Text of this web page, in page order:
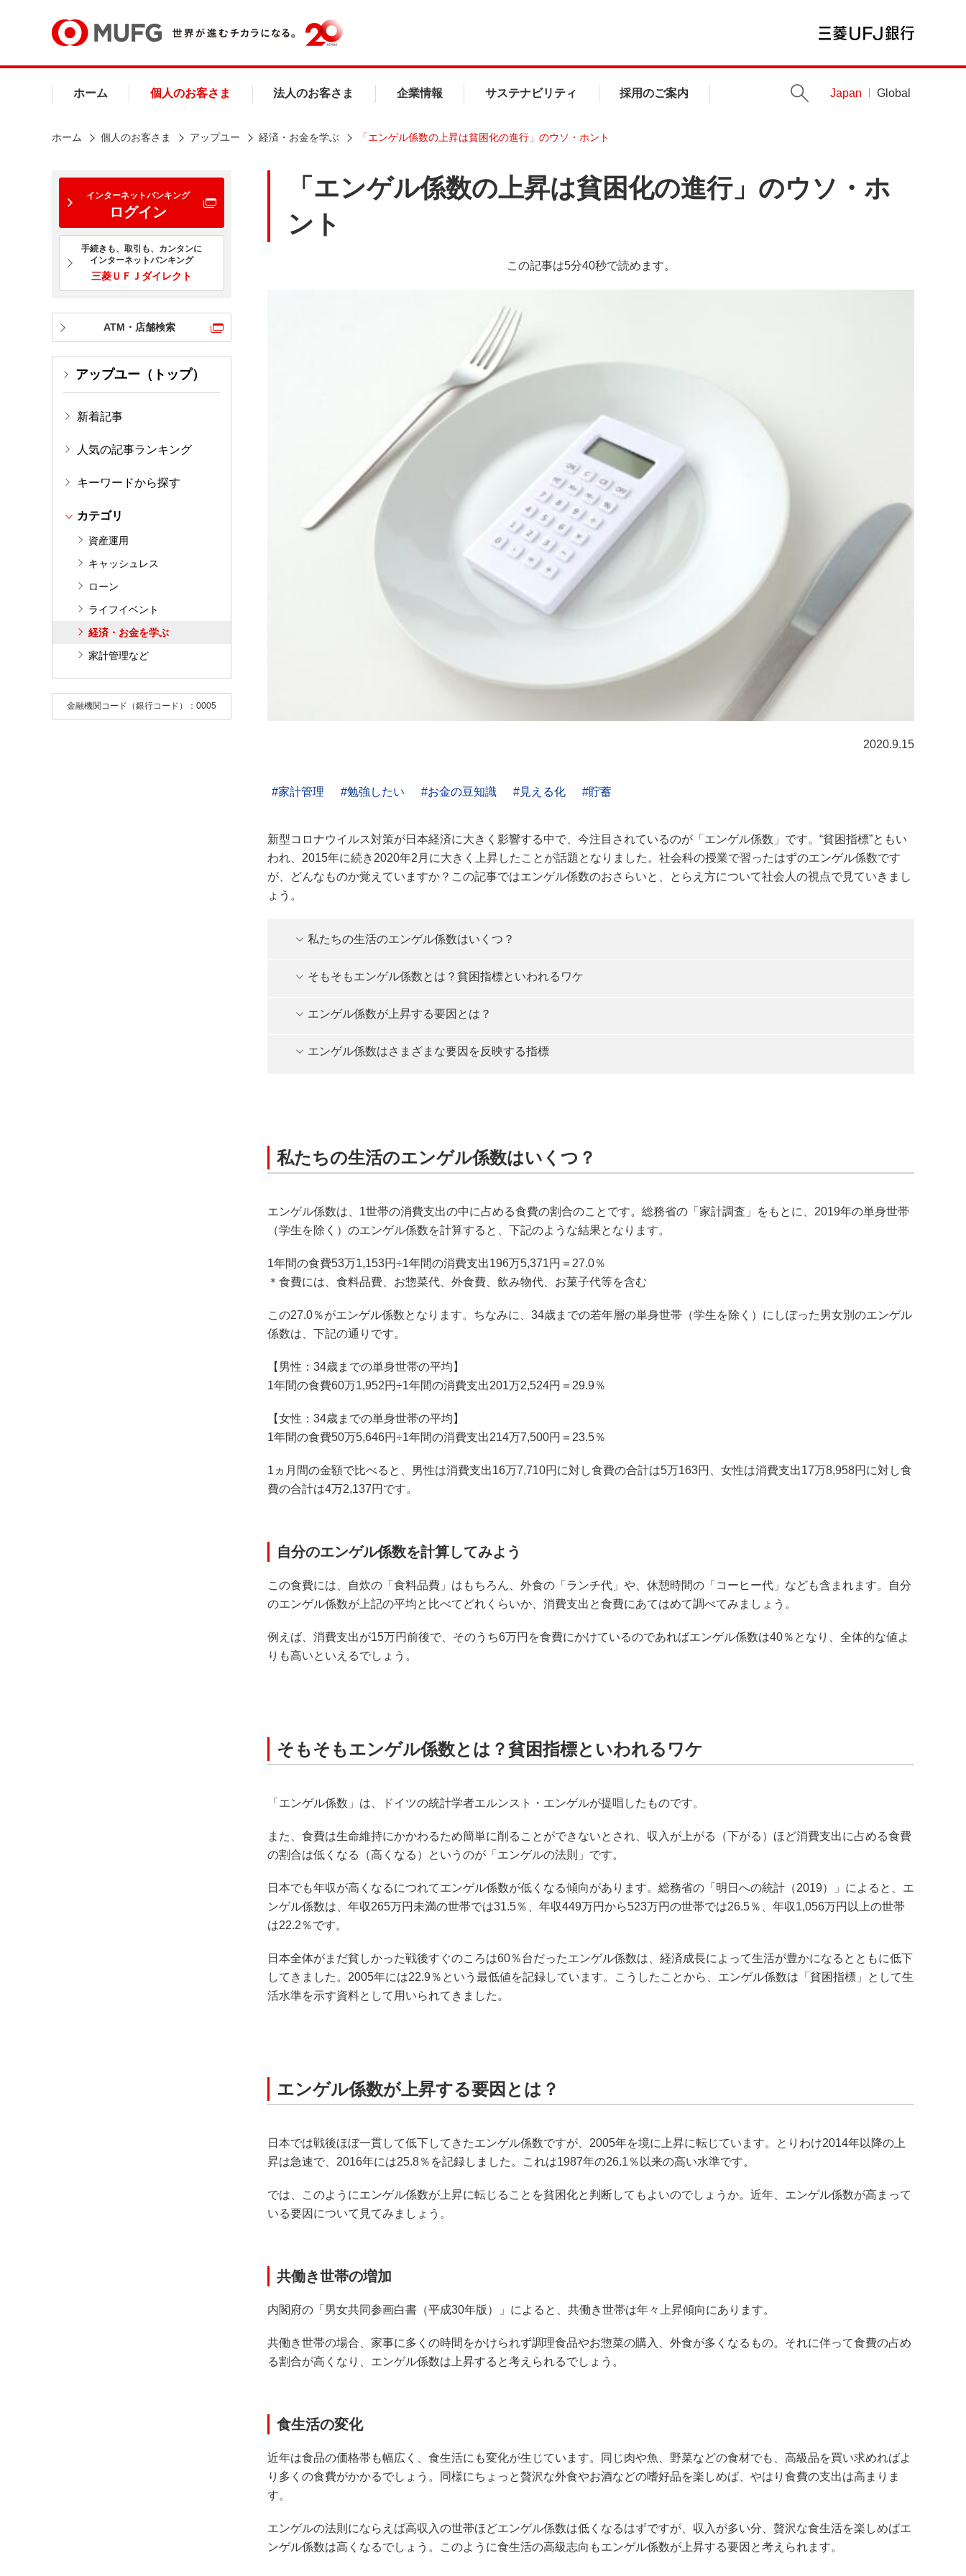
ホーム 個人のお客さま 法人のお客さま 企業情報 サステナビリティ 採用のご案内 Japan Global
ホーム 個人のお客さま アップユー 経済・お金を学ぶ 「エンゲル係数の上昇は貧困化の進行」のウソ・ホント
インターネットバンキング
ログイン
手続きも、取引も、カンタンに
インターネットバンキング
三菱ＵＦＪダイレクト
ATM・店舗検索
アップユー（トップ）
新着記事
人気の記事ランキング
キーワードから探す
カテゴリ
資産運用
キャッシュレス
ローン
ライフイベント
経済・お金を学ぶ
家計管理など
金融機関コード（銀行コード）：0005
「エンゲル係数の上昇は貧困化の進行」のウソ・ホ
ント
この記事は5分40秒で読めます。
2020.9.15
家計管理 勉強したい お金の豆知識 見える化 貯蓄
新型コロナウイルス対策が日本経済に大きく影響する中で、今注目されているのが「エンゲル係数」です。“貧困指標”ともい
われ、2015年に続き2020年2月に大きく上昇したことが話題となりました。社会科の授業で習ったはずのエンゲル係数です
が、どんなものか覚えていますか？この記事ではエンゲル係数のおさらいと、とらえ方について社会人の視点で見ていきまし
ょう。
私たちの生活のエンゲル係数はいくつ？
そもそもエンゲル係数とは？貧困指標といわれるワケ
エンゲル係数が上昇する要因とは？
エンゲル係数はさまざまな要因を反映する指標
私たちの生活のエンゲル係数はいくつ？
エンゲル係数は、1世帯の消費支出の中に占める食費の割合のことです。総務省の「家計調査」をもとに、2019年の単身世帯
（学生を除く）のエンゲル係数を計算すると、下記のような結果となります。
1年間の食費53万1,153円÷1年間の消費支出196万5,371円＝27.0％
＊食費には、食料品費、お惣菜代、外食費、飲み物代、お菓子代等を含む
この27.0％がエンゲル係数となります。ちなみに、34歳までの若年層の単身世帯（学生を除く）にしぼった男女別のエンゲル
係数は、下記の通りです。
【男性：34歳までの単身世帯の平均】
1年間の食費60万1,952円÷1年間の消費支出201万2,524円＝29.9％
【女性：34歳までの単身世帯の平均】
1年間の食費50万5,646円÷1年間の消費支出214万7,500円＝23.5％
1ヵ月間の金額で比べると、男性は消費支出16万7,710円に対し食費の合計は5万163円、女性は消費支出17万8,958円に対し食
費の合計は4万2,137円です。
自分のエンゲル係数を計算してみよう
この食費には、自炊の「食料品費」はもちろん、外食の「ランチ代」や、休憩時間の「コーヒー代」なども含まれます。自分
のエンゲル係数が上記の平均と比べてどれくらいか、消費支出と食費にあてはめて調べてみましょう。
例えば、消費支出が15万円前後で、そのうち6万円を食費にかけているのであればエンゲル係数は40％となり、全体的な値よ
りも高いといえるでしょう。
そもそもエンゲル係数とは？貧困指標といわれるワケ
「エンゲル係数」は、ドイツの統計学者エルンスト・エンゲルが提唱したものです。
また、食費は生命維持にかかわるため簡単に削ることができないとされ、収入が上がる（下がる）ほど消費支出に占める食費
の割合は低くなる（高くなる）というのが「エンゲルの法則」です。
日本でも年収が高くなるにつれてエンゲル係数が低くなる傾向があります。総務省の「明日への統計（2019）」によると、エ
ンゲル係数は、年収265万円未満の世帯では31.5％、年収449万円から523万円の世帯では26.5％、年収1,056万円以上の世帯
は22.2％です。
日本全体がまだ貧しかった戦後すぐのころは60％台だったエンゲル係数は、経済成長によって生活が豊かになるとともに低下
してきました。2005年には22.9％という最低値を記録しています。こうしたことから、エンゲル係数は「貧困指標」として生
活水準を示す資料として用いられてきました。
エンゲル係数が上昇する要因とは？
日本では戦後ほぼ一貫して低下してきたエンゲル係数ですが、2005年を境に上昇に転じています。とりわけ2014年以降の上
昇は急速で、2016年には25.8％を記録しました。これは1987年の26.1％以来の高い水準です。
では、このようにエンゲル係数が上昇に転じることを貧困化と判断してもよいのでしょうか。近年、エンゲル係数が高まって
いる要因について見てみましょう。
共働き世帯の増加
内閣府の「男女共同参画白書（平成30年版）」によると、共働き世帯は年々上昇傾向にあります。
共働き世帯の場合、家事に多くの時間をかけられず調理食品やお惣菜の購入、外食が多くなるもの。それに伴って食費の占め
る割合が高くなり、エンゲル係数は上昇すると考えられるでしょう。
食生活の変化
近年は食品の価格帯も幅広く、食生活にも変化が生じています。同じ肉や魚、野菜などの食材でも、高級品を買い求めればよ
り多くの食費がかかるでしょう。同様にちょっと贅沢な外食やお酒などの嗜好品を楽しめば、やはり食費の支出は高まりま
す。
エンゲルの法則にならえば高収入の世帯ほどエンゲル係数は低くなるはずですが、収入が多い分、贅沢な食生活を楽しめばエ
ンゲル係数は高くなるでしょう。このように食生活の高級志向もエンゲル係数が上昇する要因と考えられます。